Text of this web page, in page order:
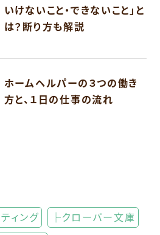
いけないこと・できないこと」と
は？断り方も解説
ホームヘルパーの３つの働き
方と、１日の仕事の流れ
ィング
├クローバー文庫